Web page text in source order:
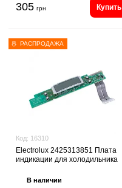
305 грн Купить
Код: 16310
Electrolux 2425313851 Плата
индикации для холодильника
РАСПРОДАЖА
В наличии